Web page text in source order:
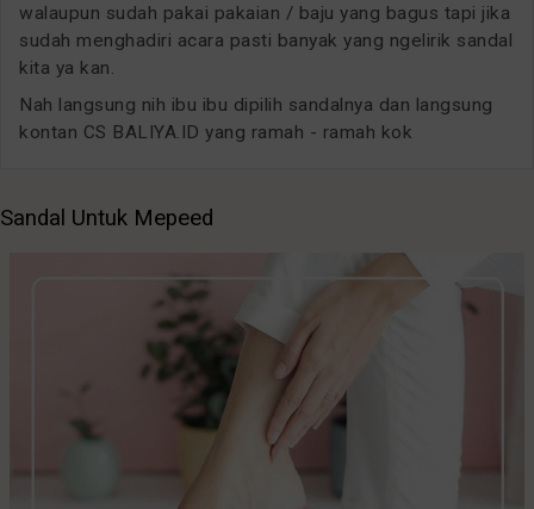
walaupun sudah pakai pakaian / baju yang bagus tapi jika
sudah menghadiri acara pasti banyak yang ngelirik sandal
kita ya kan.
Nah langsung nih ibu ibu dipilih sandalnya dan langsung
kontan CS BALIYA.ID yang ramah - ramah kok
Sandal Untuk Mepeed